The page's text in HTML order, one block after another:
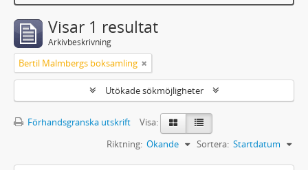
Visar 1 resultat
Arkivbeskrivning
Bertil Malmbergs boksamling
Utökade sökmöjligheter
Förhandsgranska utskrift
Visa:
Sortera: Startdatum
Riktning: Ökande